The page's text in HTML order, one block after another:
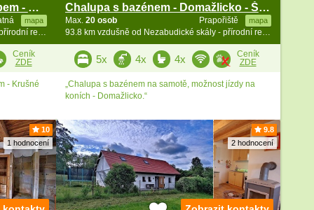
Chalupa s pecí a vinným sklepem - Krušné hory
mapa
86.5 km vzdušně od Nezabudické skály - přírodní rezervace
Ceník
ZDE
- Krušné
Chalupa s bazénem - Domažlicko - Šumava
Prapořiště mapa
Max. 20 osob
93.8 km vzdušně od Nezabudické skály - přírodní rezervace
5x 4x 4x
Ceník
ZDE
„Chalupa s bazénem na samotě, možnost jízdy na
koních - Domažlicko.“
10
1 hodnocení
9.8
2 hodnocení